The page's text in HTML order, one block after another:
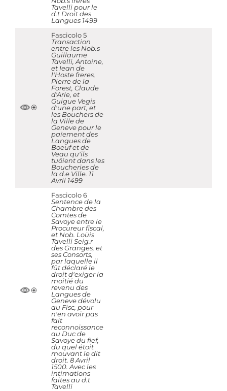
Tavelli pour le
d.t Droit des
Langues 1499
Fascicolo 5
Transaction
entre les Nob.s
Guillaume
Tavelli, Antoine,
et Iean de
l'Hoste freres,
Pierre de la
Forest, Claude
d'Arle, et
Guigue Vegis
d'une part, et
les Bouchers de
la Ville de
Geneve pour le
païement des
Langues de
Boeuf et de
Veau qu'ils
tuöient dans les
Boucheries de
la d.e Ville. 11
Avril 1499
Fascicolo 6
Sentence de la
Chambre des
Comtes de
Savoye entre le
Procureur fiscal,
et Nob. Loüis
Tavelli Seig.r
des Granges, et
ses Consorts,
par laquelle il
fût déclaré le
droit d'exiger la
moitié du
revenu des
Langues de
Geneve dévolu
au Fisc, pour
n'en avoir pas
fait
reconnoissance
au Duc de
Savoye du fief,
du quel étoit
mouvant le dit
droit. 8 Avril
1500. Avec les
intimations
faites au d.t
Tavelli